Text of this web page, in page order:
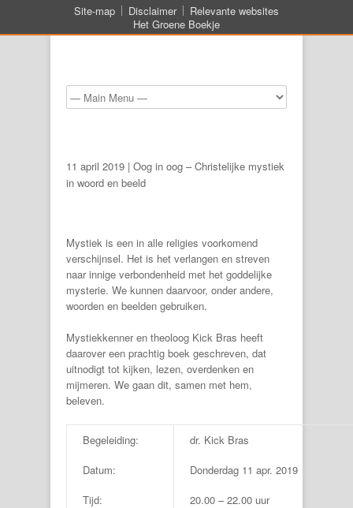
Site-map Disclaimer
Relevante websites
Het Groene Boekje
11 april 2019 | Oog in oog – Christelijke mystiek
in woord en beeld
Mystiek is een in alle religies voorkomend
verschijnsel. Het is het verlangen en streven
naar innige verbondenheid met het goddelijke
mysterie. We kunnen daarvoor, onder andere,
woorden en beelden gebruiken.
Mystiekkenner en theoloog Kick Bras heeft
daarover een prachtig boek geschreven, dat
uitnodigt tot kijken, lezen, overdenken en
mijmeren. We gaan dit, samen met hem,
beleven.
Begeleiding:
dr. Kick Bras
Datum:
Donderdag 11 apr. 2019
Tijd:
20.00 – 22.00 uur